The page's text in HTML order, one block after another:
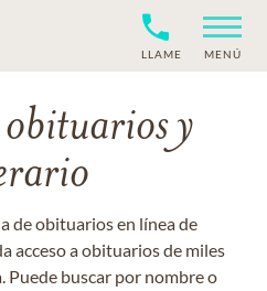
LLAME MENÚ
y
de obituarios en línea de
acceso a obituarios de miles
Puede buscar por nombre o